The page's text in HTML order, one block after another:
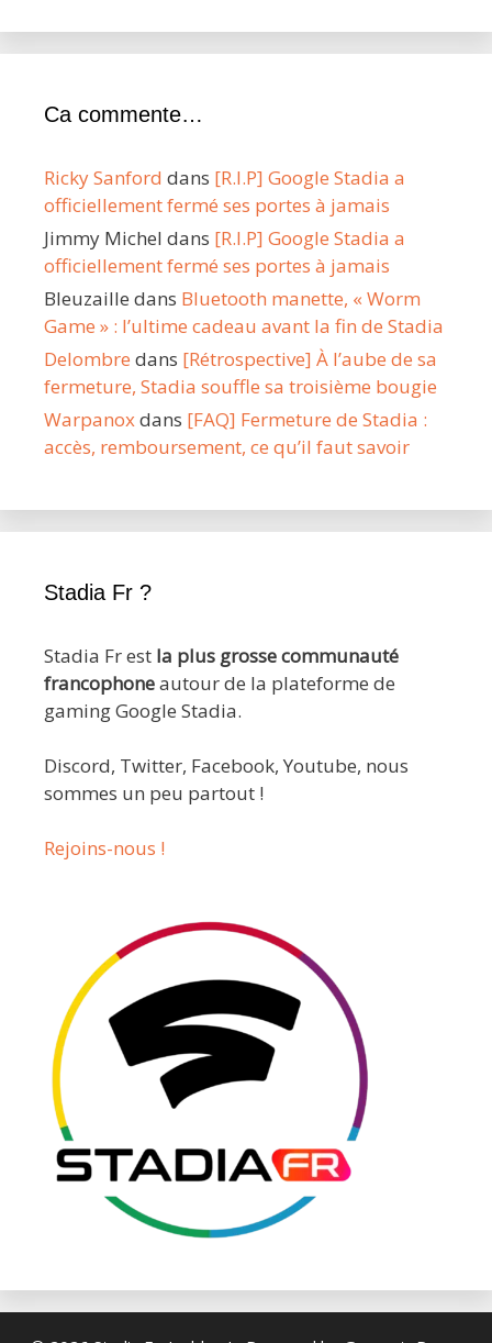
Ca commente…
Ricky Sanford dans [R.I.P] Google Stadia a
officiellement fermé ses portes à jamais
Jimmy Michel dans [R.I.P] Google Stadia a
officiellement fermé ses portes à jamais
Bleuzaille dans Bluetooth manette, « Worm
Game » : l’ultime cadeau avant la fin de Stadia
Delombre dans [Rétrospective] À l’aube de sa
fermeture, Stadia souffle sa troisième bougie
Warpanox dans [FAQ] Fermeture de Stadia :
accès, remboursement, ce qu’il faut savoir
Stadia Fr ?
Stadia Fr est la plus grosse communauté
francophoneautour de la plateforme de
gaming Google Stadia.
Discord, Twitter, Facebook, Youtube, nous
sommes un peu partout !
Rejoins-nous !